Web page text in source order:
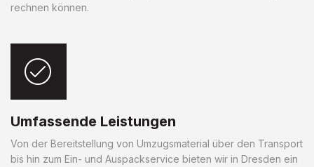
rechnen können.
Umfassende Leistungen
Von der Bereitstellung von Umzugsmaterial über den Transport
bis hin zum Ein- und Auspackservice bieten wir in Dresden ein